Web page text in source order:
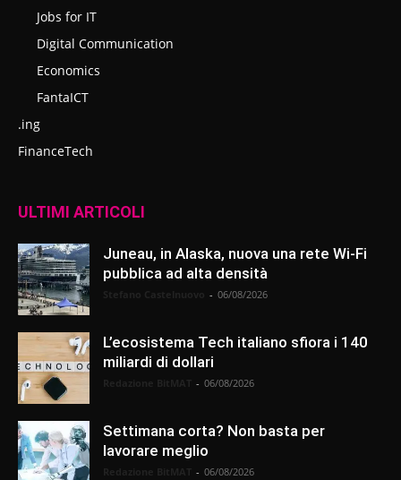
Jobs for IT
Digital Communication
Economics
FantaICT
.ing
FinanceTech
ULTIMI ARTICOLI
Juneau, in Alaska, nuova una rete Wi-Fi
pubblica ad alta densità
- 06/08/2026
L’ecosistema Tech italiano sfiora i 140
miliardi di dollari
- 06/08/2026
Settimana corta? Non basta per
lavorare meglio
- 06/08/2026